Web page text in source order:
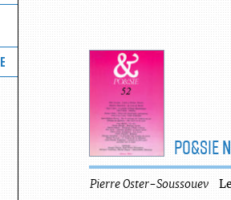
PO&SIE
Pierre Oster-Soussouev